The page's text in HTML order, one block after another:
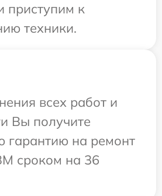
приступим к
техники.
всех работ и
Вы получите
гарантию на ремонт
сроком на 36